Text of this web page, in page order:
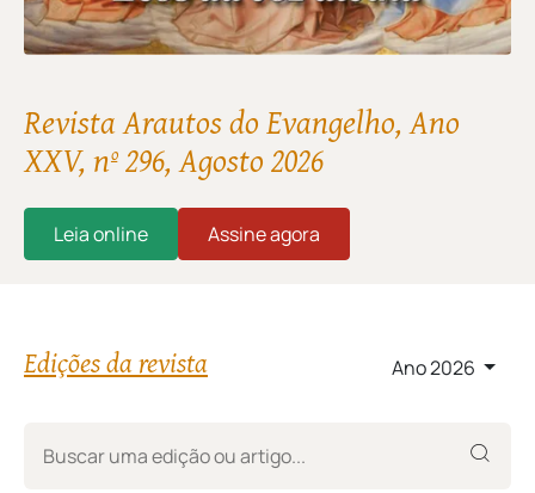
Revista Arautos do Evangelho, Ano
XXV, nº 296, Agosto 2026
Leia online Assine agora
Edições da revista Ano 2026